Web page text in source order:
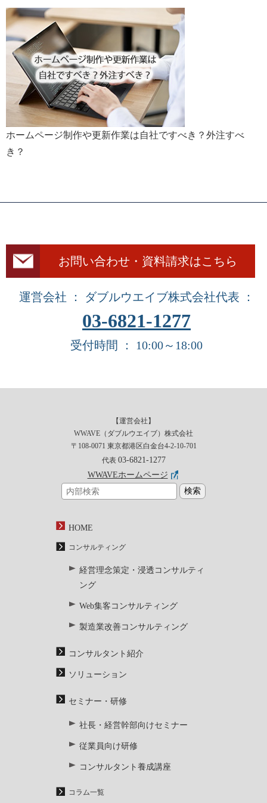
ホームページ制作や更新作業は自社ですべき？外注すべ
き？
お問い合わせ・資料請求はこちら
運営会社 ： ダブルウエイブ株式会社代表 ：
03-6821-1277
受付時間 ： 10:00～18:00
【運営会社】
WWAVE（ダブルウエイブ）株式会社
〒108-0071 東京都港区白金台4-2-10-701
代表 03-6821-1277
WWAVEホームページ
HOME
コンサルティング
経営理念策定・浸透コンサルティ
ング
Web集客コンサルティング
製造業改善コンサルティング
コンサルタント紹介
ソリューション
セミナー・研修
社長・経営幹部向けセミナー
従業員向け研修
コンサルタント養成講座
コラム一覧